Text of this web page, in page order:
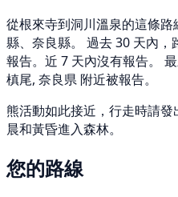
從根來寺到洞川溫泉的這條
縣、奈良縣。 過去 30 天內，
報告。近 7 天內沒有報告。
槙尾, 奈良県 附近被報告。
熊活動如此接近，行走時請
晨和黃昏進入森林。
您的路線